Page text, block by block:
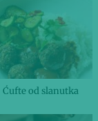
Ćufte od slanutka